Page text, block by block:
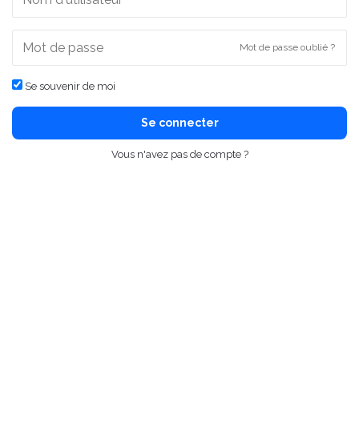
Mot de passe oublié ?
Se souvenir de moi
Se connecter
Vous n'avez pas de compte ?